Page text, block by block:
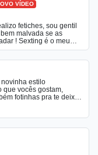
VÍDEO
fetiches, sou gentil
malvada se as
o meu
estilo
vocês gostam,
fotinhas pra te deixar